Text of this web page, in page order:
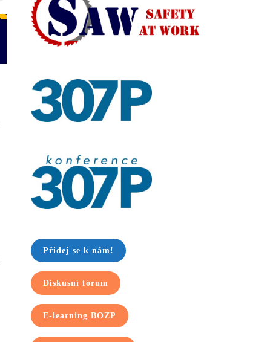
Přidej se k nám!
Diskusní fórum
E-learning BOZP